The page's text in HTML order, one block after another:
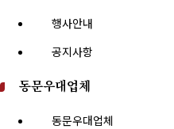
행사안내
공지사항
동문우대업체
동문우대업체